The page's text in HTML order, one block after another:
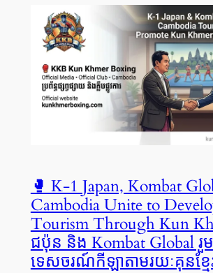
🥊 K-1 Japan, Kombat
Cambodia Unite to
Tourism Through Kun
ជប៉ុន និង Kombat Global រួម
ទេសចរណ៍កីឡាតាមរយៈគុនខ្មែ